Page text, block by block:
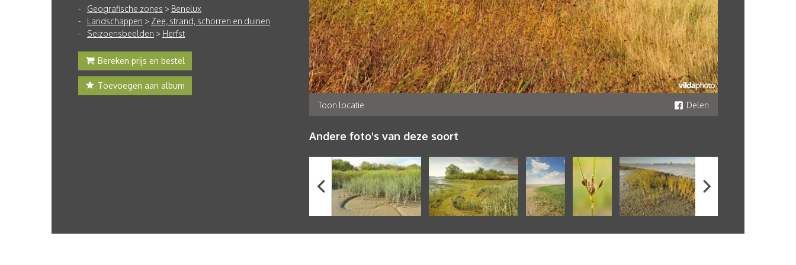
Geografische zones > Benelux
Landschappen > Zee, strand, schorren en duinen
Seizoensbeelden > Herfst
Bereken prijs en bestel
Toevoegen aan album
Toon locatie
Delen
Andere foto's van deze soort